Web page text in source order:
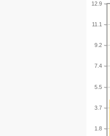
1.8
3.7
5.5
7.4
9.2
11.1
12.9